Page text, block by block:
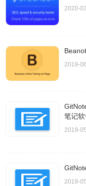
新建模板笔记的方法
旁的下拉菜单里有很
了。
2020-
2019-
笔记
2019-
2019-